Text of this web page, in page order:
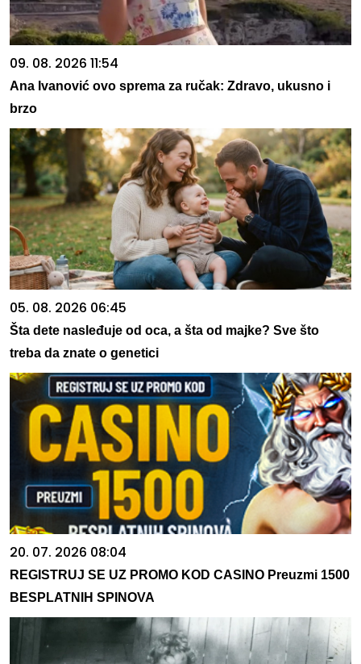
09. 08. 2026 11:54
Ana Ivanović ovo sprema za ručak: Zdravo, ukusno i
brzo
05. 08. 2026 06:45
Šta dete nasleđuje od oca, a šta od majke? Sve što
treba da znate o genetici
20. 07. 2026 08:04
REGISTRUJ SE UZ PROMO KOD CASINO Preuzmi 1500
BESPLATNIH SPINOVA